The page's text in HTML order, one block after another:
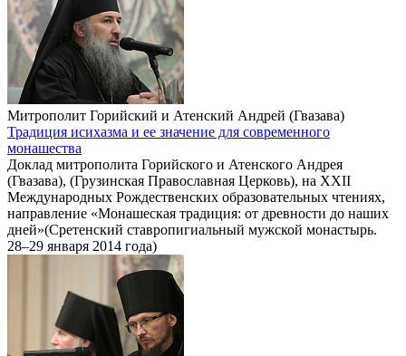
Митрополит Горийский и Атенский Андрей (Гвазава)
Традиция исихазма и ее значение для современного
монашества
Доклад митрополита Горийского и Атенского Андрея
(Гвазава), (Грузинская Православная Церковь), на XXII
Международных Рождественских образовательных чтениях,
направление «Монашеская традиция: от древности до наших
дней»(Сретенский ставропигиальный мужской монастырь.
28–29 января 2014 года)